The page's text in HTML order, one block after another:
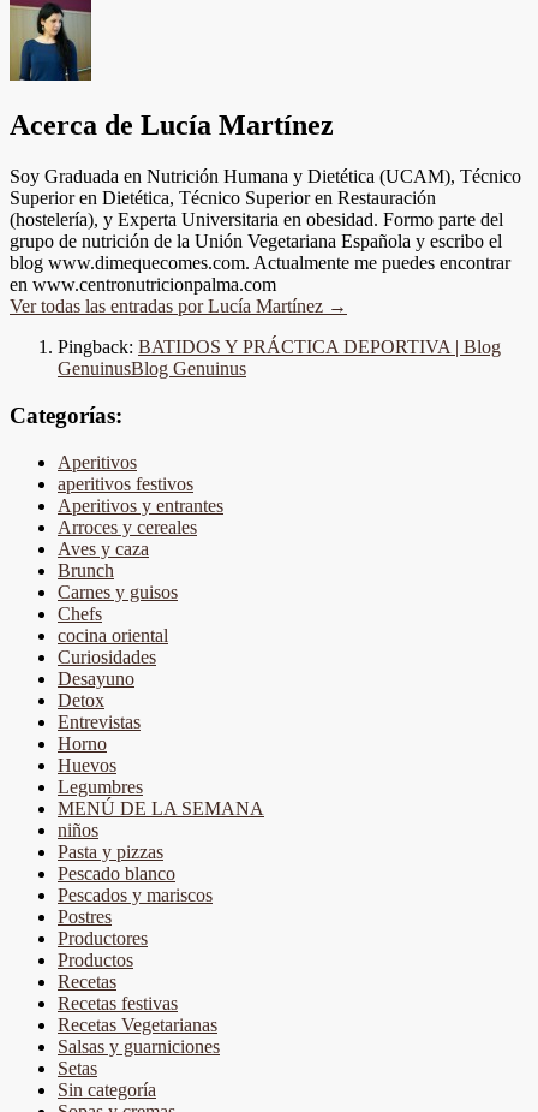
Acerca de Lucía Martínez
Soy Graduada en Nutrición Humana y Dietética (UCAM), Técnico
Superior en Dietética, Técnico Superior en Restauración
(hostelería), y Experta Universitaria en obesidad. Formo parte del
grupo de nutrición de la Unión Vegetariana Española y escribo el
blog www.dimequecomes.com. Actualmente me puedes encontrar
en www.centronutricionpalma.com
Ver todas las entradas por Lucía Martínez →
Pingback: BATIDOS Y PRÁCTICA DEPORTIVA | Blog
GenuinusBlog Genuinus
Categorías:
Aperitivos
aperitivos festivos
Aperitivos y entrantes
Arroces y cereales
Aves y caza
Brunch
Carnes y guisos
Chefs
cocina oriental
Curiosidades
Desayuno
Detox
Entrevistas
Horno
Huevos
Legumbres
MENÚ DE LA SEMANA
niños
Pasta y pizzas
Pescado blanco
Pescados y mariscos
Postres
Productores
Productos
Recetas
Recetas festivas
Recetas Vegetarianas
Salsas y guarniciones
Setas
Sin categoría